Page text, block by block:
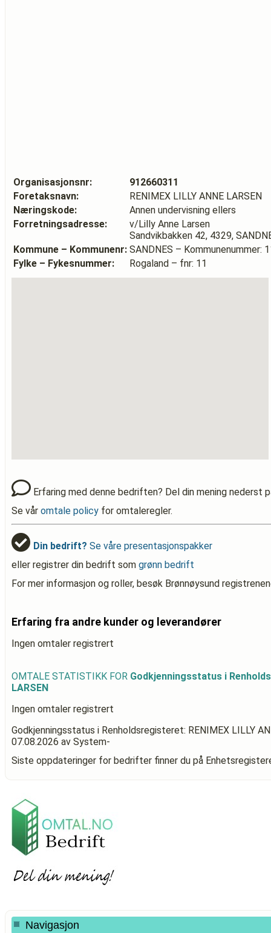
Organisasjonsnr:
912660311
Foretaksnavn:
RENIMEX LILLY ANNE LARSEN
Næringskode:
Annen undervisning ellers
Forretningsadresse:
v/Lilly Anne Larsen
Sandvikbakken 42, 4329,
Kommune – Kommunenr: SANDNES – Kommunenummer:
Fylke – Fykesnummer:
Rogaland – fnr: 11
Erfaring med denne bedriften? Del din mening nederst
Se vår omtale policy for omtaleregler.
Din bedrift? Se våre presentasjonspakker
eller registrer din bedrift som grønn bedrift
For mer informasjon og roller, besøk Brønnøysund
Erfaring fra andre kunder og leverandører
Ingen omtaler registrert
OMTALE STATISTIKK FOR Godkjenningsstatus i
LARSEN
Ingen omtaler registrert
Godkjenningsstatus i Renholdsregisteret: RENIMEX LILLY
07.08.2026 av System-
Siste oppdateringer for bedrifter finner du på
Navigasjon